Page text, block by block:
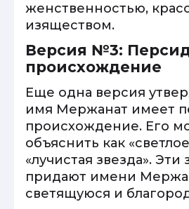
женственностью,
изяществом.
Версия №3:
происхождение
Еще одна версия
имя Мержанат имеет
происхождение. Его
объяснить как
«лучистая звезда». Эти
придают имени
светящуюся и